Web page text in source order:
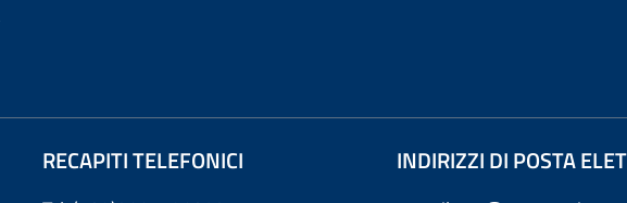
RECAPITI TELEFONICI INDIRIZZI DI POSTA